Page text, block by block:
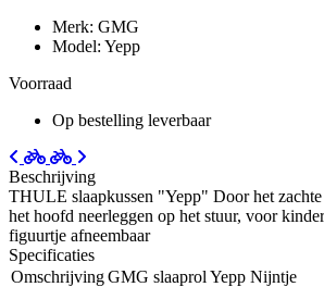
Merk: GMG
Model: Yepp
Voorraad
Op bestelling leverbaar
Beschrijving
THULE slaapkussen "Yepp" Door het
het hoofd neerleggen op het stuur, voor
figuurtje afneembaar
Specificaties
OmschrijvingGMG slaaprol Yepp Nijntje